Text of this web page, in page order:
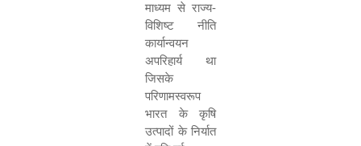
माध्यम से राज्य-
विशिष्ट नीति
कार्यान्वयन
अपरिहार्य था
जिसके
परिणामस्वरूप
भारत के कृषि
उत्पादों के निर्यात